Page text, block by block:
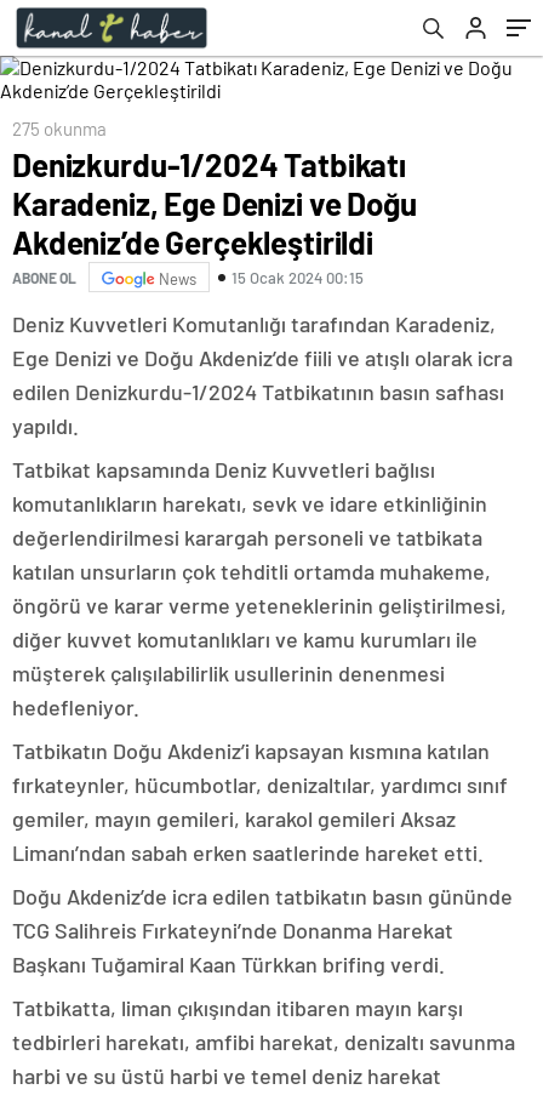
275 okunma
Denizkurdu-1/2024 Tatbikatı
Karadeniz, Ege Denizi ve Doğu
Akdeniz’de Gerçekleştirildi
ABONE OL News 15 Ocak 2024 00:15
Deniz Kuvvetleri Komutanlığı tarafından Karadeniz,
Ege Denizi ve Doğu Akdeniz’de fiili ve atışlı olarak icra
edilen Denizkurdu-1/2024 Tatbikatının basın safhası
yapıldı.
Tatbikat kapsamında Deniz Kuvvetleri bağlısı
komutanlıkların harekatı, sevk ve idare etkinliğinin
değerlendirilmesi karargah personeli ve tatbikata
katılan unsurların çok tehditli ortamda muhakeme,
öngörü ve karar verme yeteneklerinin geliştirilmesi,
diğer kuvvet komutanlıkları ve kamu kurumları ile
müşterek çalışılabilirlik usullerinin denenmesi
hedefleniyor.
Tatbikatın Doğu Akdeniz’i kapsayan kısmına katılan
fırkateynler, hücumbotlar, denizaltılar, yardımcı sınıf
gemiler, mayın gemileri, karakol gemileri Aksaz
Limanı’ndan sabah erken saatlerinde hareket etti.
Doğu Akdeniz’de icra edilen tatbikatın basın gününde
TCG Salihreis Fırkateyni’nde Donanma Harekat
Başkanı Tuğamiral Kaan Türkkan brifing verdi.
Tatbikatta, liman çıkışından itibaren mayın karşı
tedbirleri harekatı, amfibi harekat, denizaltı savunma
harbi ve su üstü harbi ve temel deniz harekat